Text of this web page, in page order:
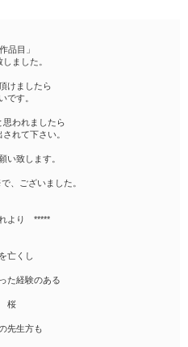
品目」
ました。
けましたら
です。
われましたら
れて下さい。
い致します。
ございました。
より *****
亡くし
た経験のある
桜
先生方も